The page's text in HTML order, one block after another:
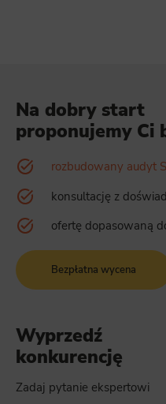
Na dobry start
proponujemy Ci
rozbudowany audyt
konsultację z
ofertę dopasowaną
Bezpłatna wycena
Wyprzedź
konkurencję
Zadaj pytanie ekspertowi